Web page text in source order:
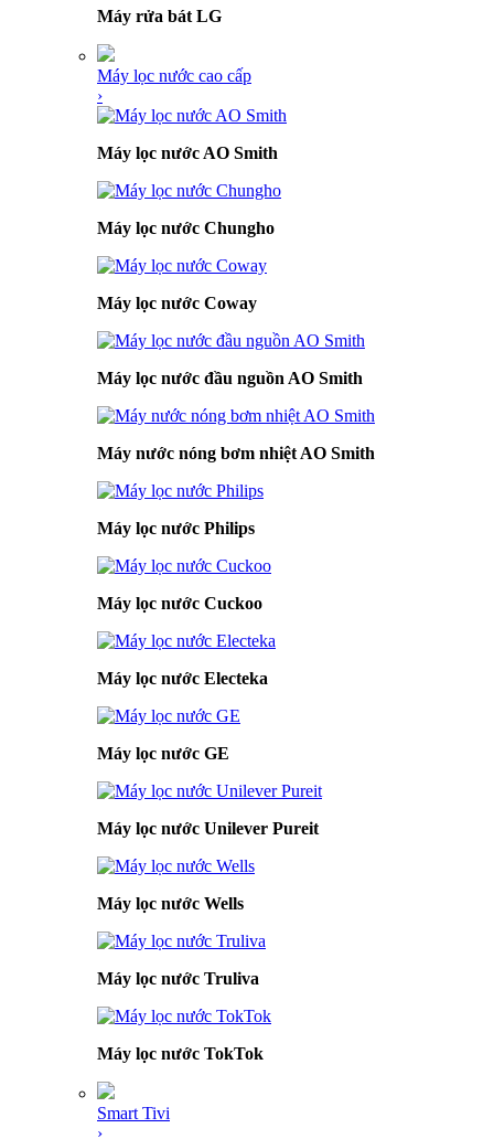
Máy rửa bát LG
Máy lọc nước cao cấp
›
Máy lọc nước AO Smith
Máy lọc nước Chungho
Máy lọc nước Coway
Máy lọc nước đầu nguồn AO Smith
Máy nước nóng bơm nhiệt AO Smith
Máy lọc nước Philips
Máy lọc nước Cuckoo
Máy lọc nước Electeka
Máy lọc nước GE
Máy lọc nước Unilever Pureit
Máy lọc nước Wells
Máy lọc nước Truliva
Máy lọc nước TokTok
Smart Tivi
›